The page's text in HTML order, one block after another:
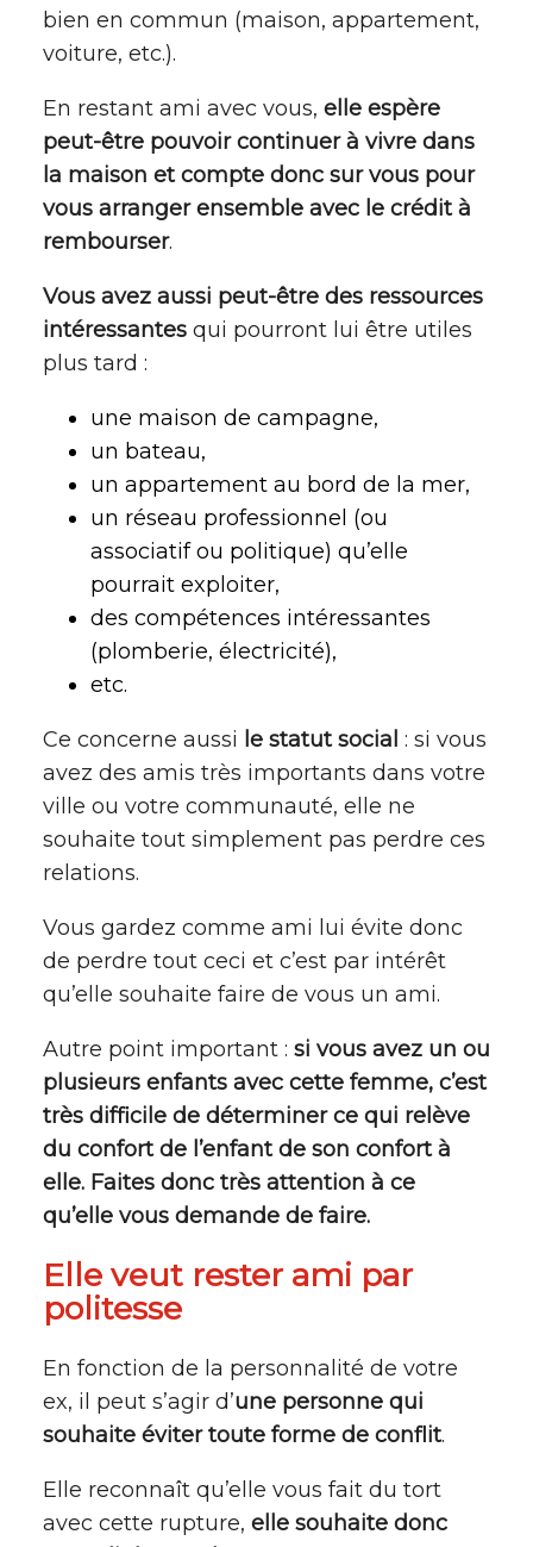
bien en commun (maison, appartement,
voiture, etc.).
En restant ami avec vous, elle espère
peut-être pouvoir continuer à vivre dans
la maison et compte donc sur vous pour
vous arranger ensemble avec le crédit à
rembourser.
Vous avez aussi peut-être des ressources
intéressantes qui pourront lui être utiles
plus tard :
une maison de campagne,
un bateau,
un appartement au bord de la mer,
un réseau professionnel (ou
associatif ou politique) qu’elle
pourrait exploiter,
des compétences intéressantes
(plomberie, électricité),
etc.
Ce concerne aussi le statut social : si vous
avez des amis très importants dans votre
ville ou votre communauté, elle ne
souhaite tout simplement pas perdre ces
relations.
Vous gardez comme ami lui évite donc
de perdre tout ceci et c’est par intérêt
qu’elle souhaite faire de vous un ami.
Autre point important : si vous avez un ou
plusieurs enfants avec cette femme, c’est
très difficile de déterminer ce qui relève
du confort de l’enfant de son confort à
elle. Faites donc très attention à ce
qu’elle vous demande de faire.
Elle veut rester ami par
politesse
En fonction de la personnalité de votre
ex, il peut s’agir d’une personne qui
souhaite éviter toute forme de conflit.
Elle reconnaît qu’elle vous fait du tort
avec cette rupture, elle souhaite donc